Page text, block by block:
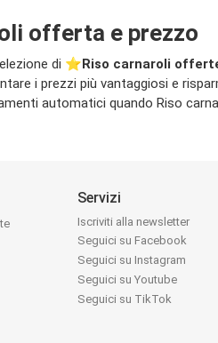
offerta e prezzo
di ⭐️Riso carnaroli
i prezzi più vantaggiosi e
automatici quando Riso
Servizi
Iscriviti alla newsletter
Seguici su Facebook
Seguici su Instagram
Seguici su Youtube
Seguici su TikTok